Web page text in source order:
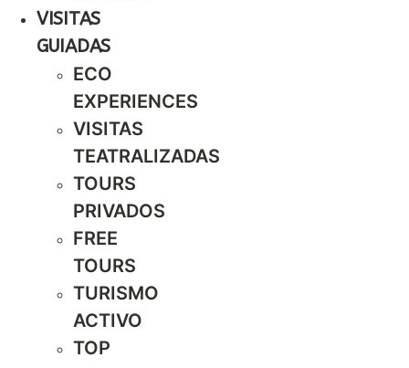
VISITAS
GUIADAS
ECO
EXPERIENCES
VISITAS
TEATRALIZADAS
TOURS
PRIVADOS
FREE
TOURS
TURISMO
ACTIVO
TOP